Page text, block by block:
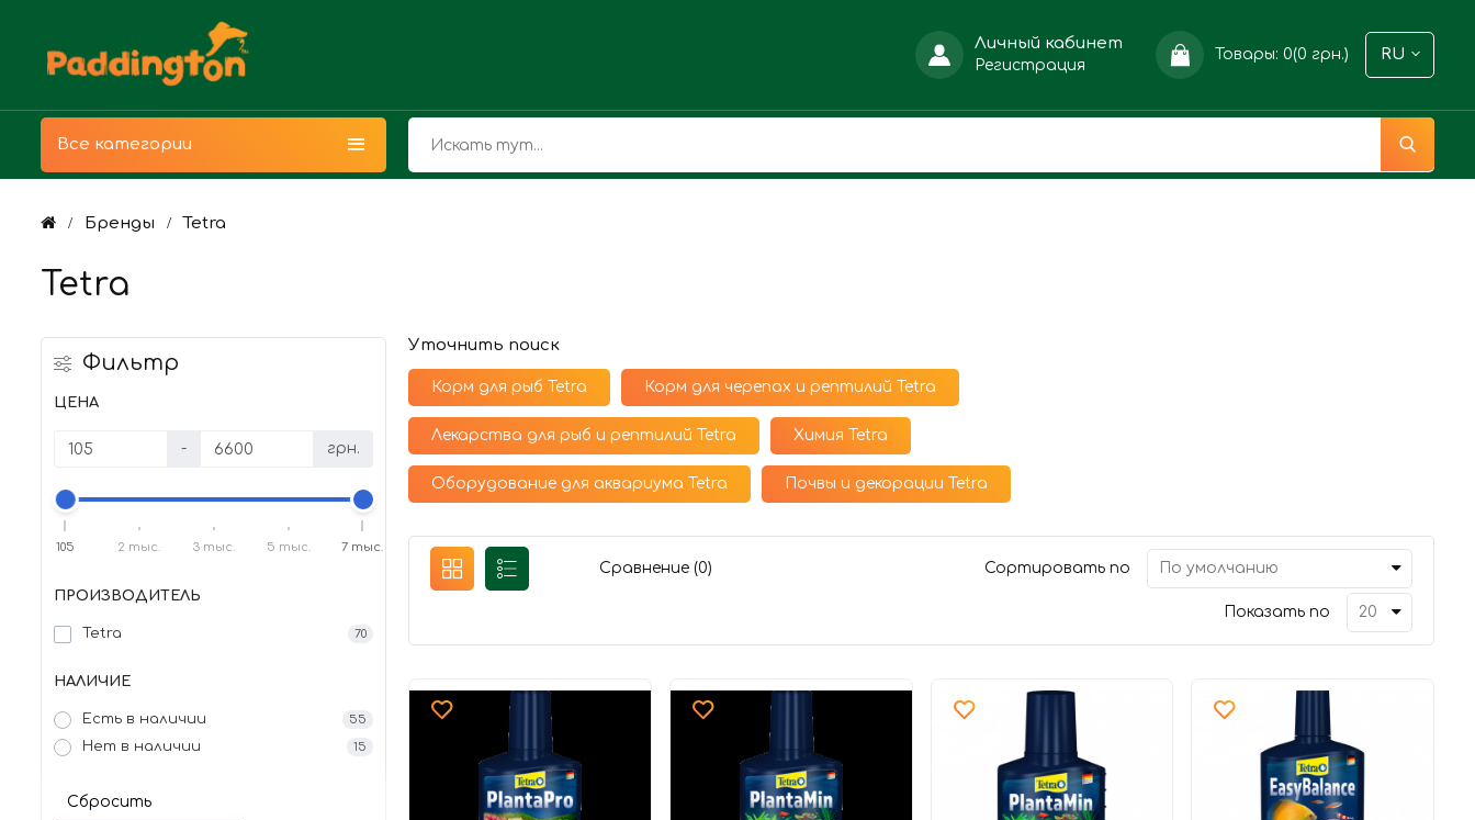
Личный кабинет
Регистрация
Товары: 0(0 грн.) RU
Все категории
Бренды Tetra
Tetra
Фильтр
ЦЕНА
- грн.
105 2 тыс. 3 тыс. 5 тыс. 7 тыс.
ПРОИЗВОДИТЕЛЬ
Tetra 70
НАЛИЧИЕ
Есть в наличии 55
Нет в наличии 15
Сбросить
Уточнить поиск
Корм для рыб Tetra Корм для черепах и рептилий Tetra
Лекарства для рыб и рептилий Tetra Химия Tetra
Оборудование для аквариума Tetra Почвы и декорации Tetra
Сравнение (0) Сортировать по
Показать по